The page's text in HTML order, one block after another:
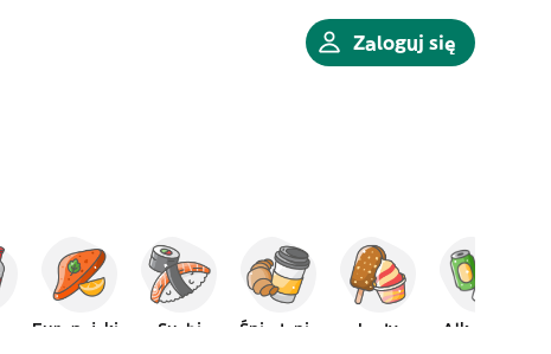
Zaloguj się
Europejskie Sushi Śniadanie Lody Alkohole